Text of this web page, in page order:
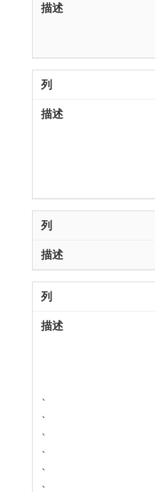
、
、
、
、
、
、